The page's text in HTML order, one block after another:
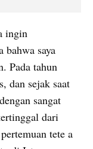
ingin
bahwa saya
Pada tahun
dan sejak saat
sangat
dari
tete a